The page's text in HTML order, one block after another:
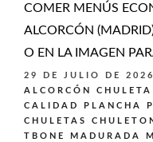
COMER MENÚS
ALCORCÓN
O EN LA IMAGEN
29 DE JULIO DE
ALCORCÓN
CALIDAD PLANCHA
CHULETAS
TBONE MADURADA